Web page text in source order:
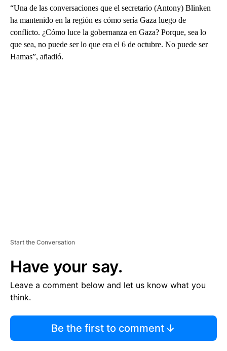
“Una de las conversaciones que el secretario (Antony) Blinken
ha mantenido en la región es cómo sería Gaza luego de
conflicto. ¿Cómo luce la gobernanza en Gaza? Porque, sea lo
que sea, no puede ser lo que era el 6 de octubre. No puede ser
Hamas”, añadió.
Start the Conversation
Have your say.
Leave a comment below and let us know what you
think.
Be the first to comment